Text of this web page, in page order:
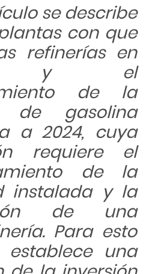
se describe
con que
refinerías en
y el
de la
de gasolina
a 2024, cuya
requiere el
de la
instalada y la
de una
Para esto
establece una